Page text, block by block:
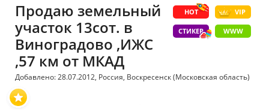
HOT VIP
СТИКЕР WWW
Продаю земельный
участок 13сот. в
Виноградово ,ИЖС
,57 км от МКАД
Добавлено: 28.07.2012, Россия, Воскресенск (Московская область)